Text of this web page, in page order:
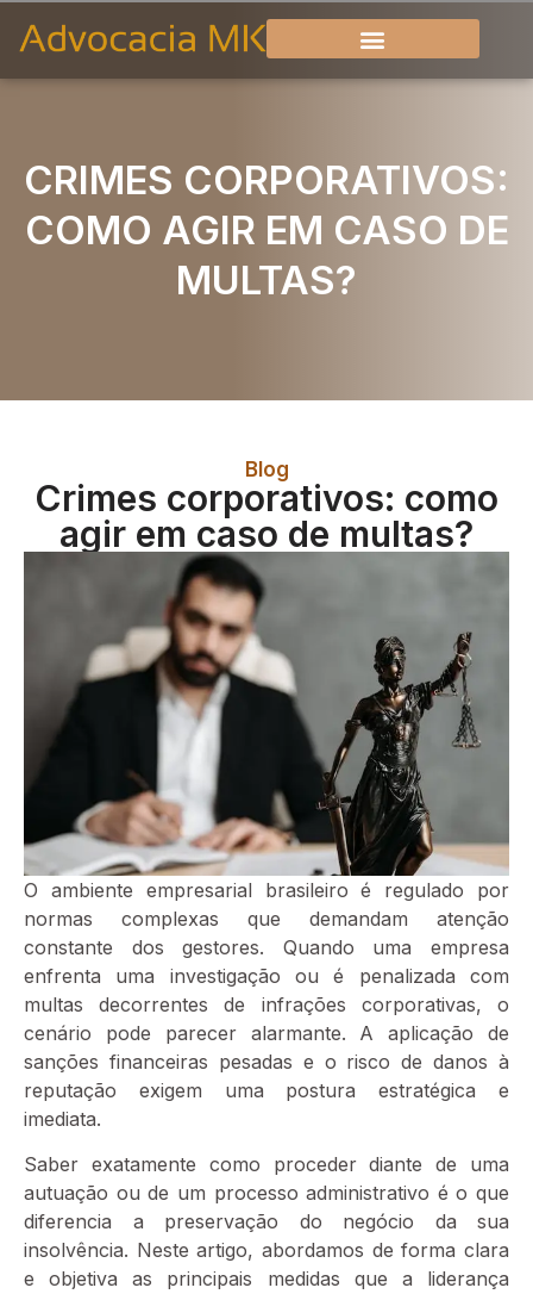
CRIMES CORPORATIVOS:
COMO AGIR EM CASO DE
MULTAS?
Blog
Crimes corporativos: como
agir em caso de multas?
O ambiente empresarial brasileiro é regulado por
normas complexas que demandam atenção
constante dos gestores. Quando uma empresa
enfrenta uma investigação ou é penalizada com
multas decorrentes de infrações corporativas, o
cenário pode parecer alarmante. A aplicação de
sanções financeiras pesadas e o risco de danos à
reputação exigem uma postura estratégica e
imediata.
Saber exatamente como proceder diante de uma
autuação ou de um processo administrativo é o que
diferencia a preservação do negócio da sua
insolvência. Neste artigo, abordamos de forma clara
e objetiva as principais medidas que a liderança